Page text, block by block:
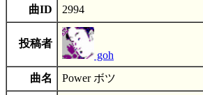
曲ID 2994
投稿者
goh
曲名
Power ボツ